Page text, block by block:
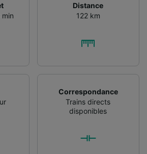
Distance
122 km
Correspondance
Trains directs
disponibles